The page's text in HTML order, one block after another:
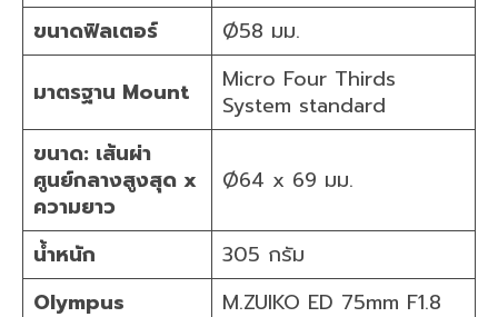
ขนาดฟิลเตอร์
Ø58 มม.
มาตรฐาน Mount
Micro Four Thirds
System standard
ขนาด: เส้นผ่า
ศูนย์กลางสูงสุด x
ความยาว
Ø64 x 69 มม.
น้ำหนัก
305 กรัม
Olympus
M.ZUIKO ED 75mm F1.8